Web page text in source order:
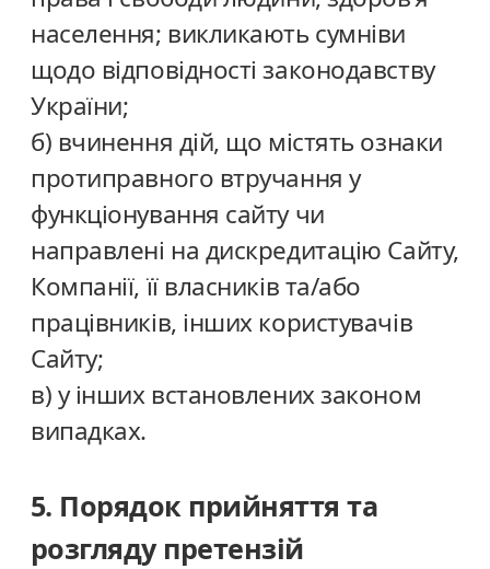
населення; викликають сумніви
щодо відповідності законодавству
України;
б) вчинення дій, що містять ознаки
протиправного втручання у
функціонування сайту чи
направлені на дискредитацію Сайту,
Компанії, її власників та/або
працівників, інших користувачів
Сайту;
в) у інших встановлених законом
випадках.
5. Порядок прийняття та
розгляду претензій